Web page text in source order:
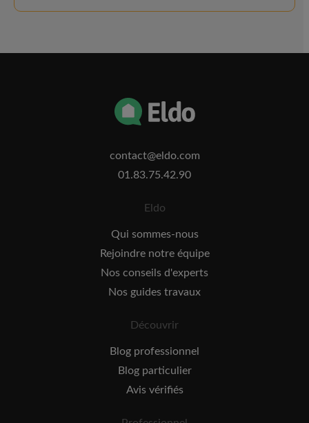
contact@eldo.com
01.83.75.42.90
Eldo
Qui sommes-nous
Rejoindre notre équipe
Nos conseils d'experts
Nos guides travaux
Découvrir
Blog professionnel
Blog particulier
Avis vérifiés